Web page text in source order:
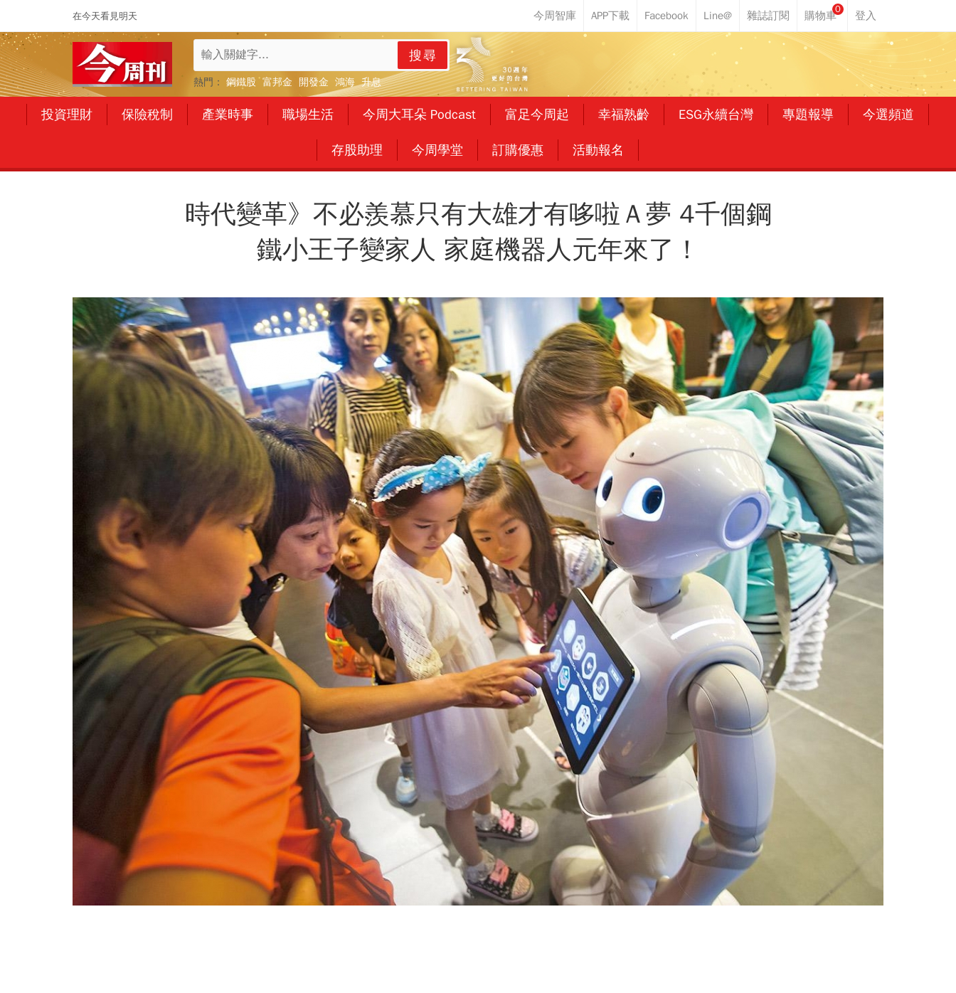
在今天看見明天
0
搜尋
熱門： 鋼鐵股 富邦金 開發金 鴻海 升息
投資理財 保險稅制 產業時事 職場生活 今周大耳朵 Podcast 富足今周起 幸福熟齡 ESG永續台灣 專題報導 今選頻道
存股助理 今周學堂 訂購優惠 活動報名
時代變革》不必羨慕只有大雄才有哆啦Ａ夢 4千個鋼
鐵小王子變家人 家庭機器人元年來了！